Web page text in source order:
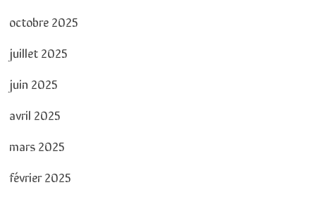
octobre 2025
juillet 2025
juin 2025
avril 2025
mars 2025
février 2025